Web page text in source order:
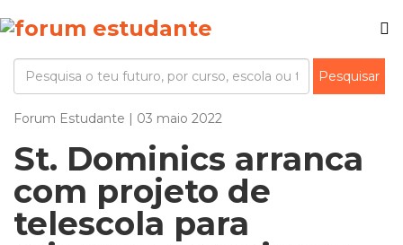
Forum Estudante | 03 maio 2022
St. Dominics arranca
com projeto de
telescola para